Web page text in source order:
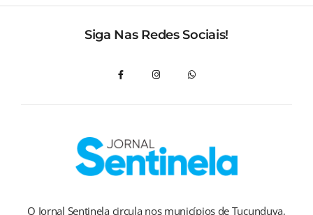
Siga Nas Redes Sociais!
O Jornal Sentinela circula nos municípios de Tucunduva,